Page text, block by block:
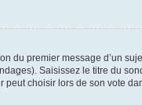
du premier message d’un
Saisissez le titre du
choisir lors de son vote